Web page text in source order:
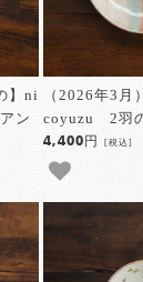
】ni
ン
（2026年3月
coyuzu 2羽
4,400円 [税込]